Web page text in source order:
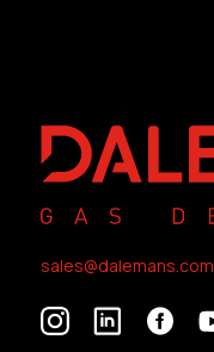
sales@dalemans.com